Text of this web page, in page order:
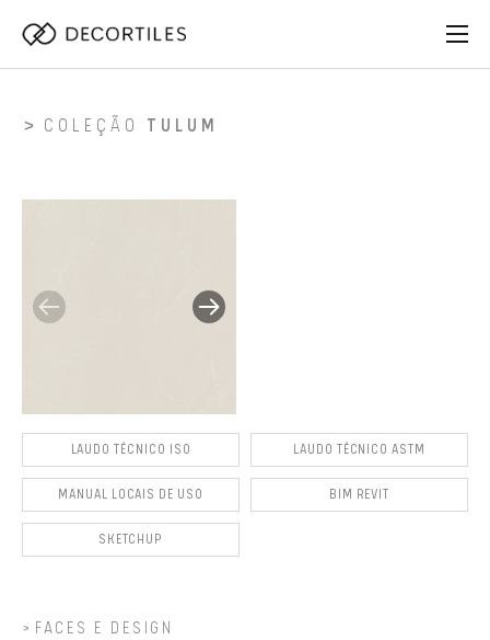
COLEÇÃO TULUM
LAUDO TÉCNICO ISO LAUDO TÉCNICO ASTM
MANUAL LOCAIS DE USO BIM REVIT
SKETCHUP
FACES E DESIGN